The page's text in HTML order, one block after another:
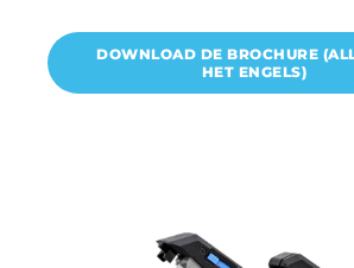
DOWNLOAD DE BROCHURE
HET ENGELS)